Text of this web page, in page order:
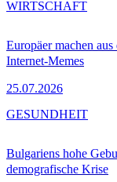
Europäer machen
Internet-Memes
25.07.2026
WIRTSCHAFT
Bulgariens hohe
demografische Krise
GESUNDHEIT